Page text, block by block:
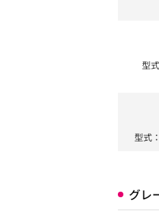
型
型式
グレ